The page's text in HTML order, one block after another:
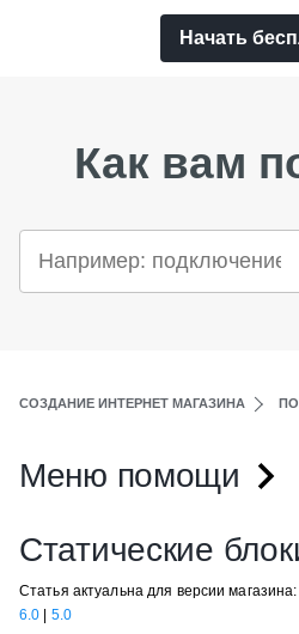
Начать
Как вам
СОЗДАНИЕ ИНТЕРНЕТ МАГАЗИНА
Меню помощи
Статические
Статья актуальна для версии
6.0
5.0